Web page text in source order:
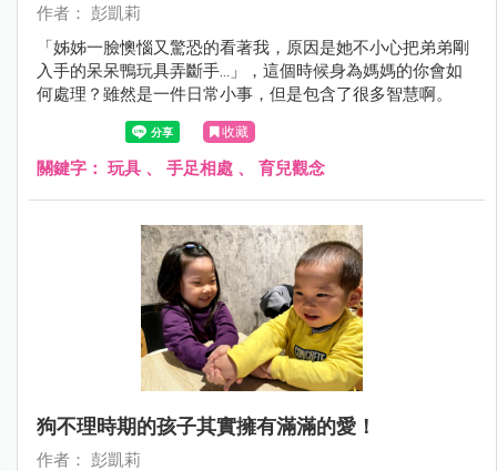
作者： 彭凱莉
「姊姊一臉懊惱又驚恐的看著我，原因是她不小心把弟弟剛
入手的呆呆鴨玩具弄斷手...」，這個時候身為媽媽的你會如
何處理？雖然是一件日常小事，但是包含了很多智慧啊。
收藏
關鍵字： 玩具 、 手足相處 、 育兒觀念
狗不理時期的孩子其實擁有滿滿的愛！
作者： 彭凱莉